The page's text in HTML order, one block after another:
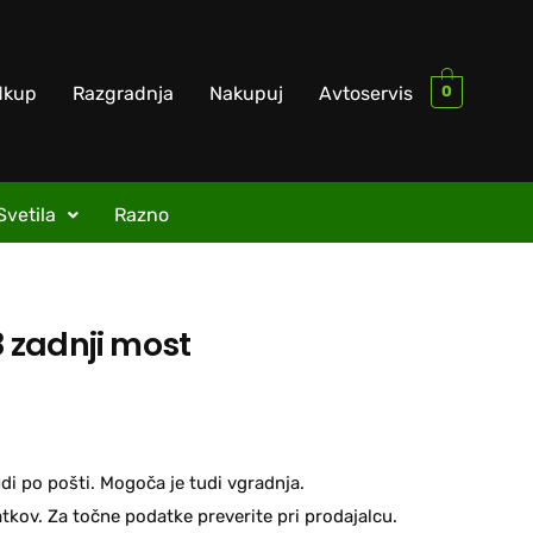
Razgradnja Nakupuj Avtoservis 0
Razno
zadnji most
po pošti. Mogoča je tudi vgradnja.
Za točne podatke preverite pri prodajalcu.